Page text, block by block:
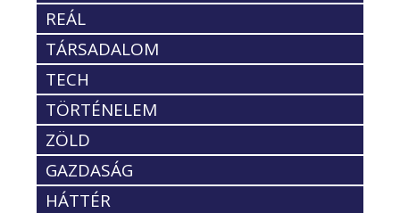
REÁL
TÁRSADALOM
TECH
TÖRTÉNELEM
ZÖLD
GAZDASÁG
HÁTTÉR